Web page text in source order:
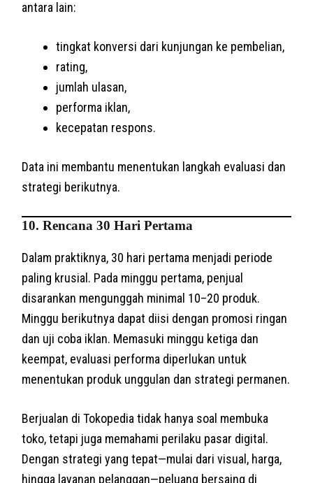
antara lain:
tingkat konversi dari kunjungan ke pembelian,
rating,
jumlah ulasan,
performa iklan,
kecepatan respons.
Data ini membantu menentukan langkah evaluasi dan
strategi berikutnya.
10. Rencana 30 Hari Pertama
Dalam praktiknya, 30 hari pertama menjadi periode
paling krusial. Pada minggu pertama, penjual
disarankan mengunggah minimal 10–20 produk.
Minggu berikutnya dapat diisi dengan promosi ringan
dan uji coba iklan. Memasuki minggu ketiga dan
keempat, evaluasi performa diperlukan untuk
menentukan produk unggulan dan strategi permanen.
Berjualan di Tokopedia tidak hanya soal membuka
toko, tetapi juga memahami perilaku pasar digital.
Dengan strategi yang tepat—mulai dari visual, harga,
hingga layanan pelanggan—peluang bersaing di